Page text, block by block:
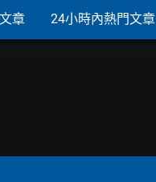
章 24小時內熱門文章